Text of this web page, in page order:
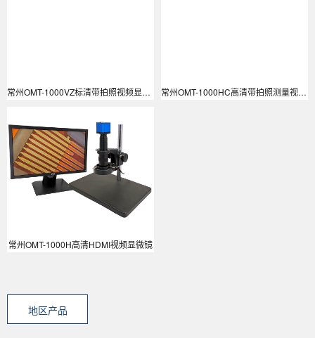
常州OMT-1000VZ标清带拍照视频显微镜 常州OMT-1000HC高清带拍照测量视频数码显微镜
常州OMT-1000H高清HDMI视频显微镜
地区产品